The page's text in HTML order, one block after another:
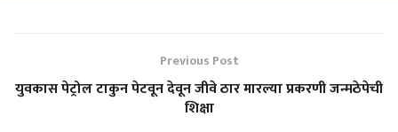
Previous Post
युवकास पेट्रोल टाकुन पेटवून देवून जीवे ठार मारल्या प्रकरणी जन्मठेपेची
शिक्षा